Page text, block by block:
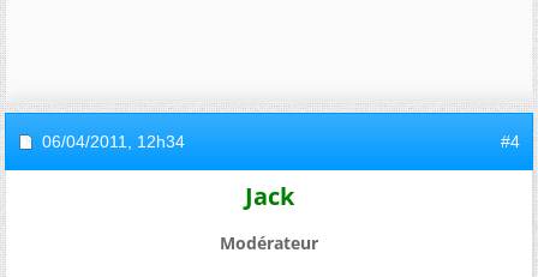
06/04/2011, 12h34 #4
Jack
Modérateur